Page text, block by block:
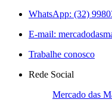
WhatsApp: (32)
E-mail:
Trabalhe conosco
Rede Social
Mercado das